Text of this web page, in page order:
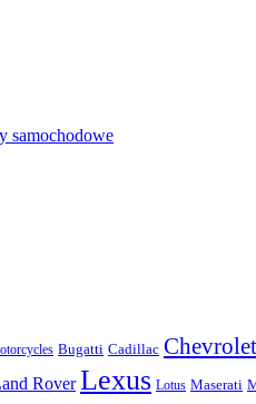
samochodowe
Bugatti Cadillac Chevrolet
Rover Lexus Lotus Maserati